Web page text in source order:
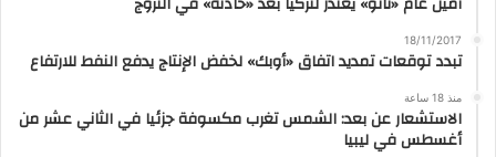
18/11/2017
تبدد توقعات تمديد اتفاق «أوبك» لخفض الإنتاج يدفع النفط للارتفاع
منذ 18 ساعة
الاستشعار عن بعد: الشمس تغرب مكسوفة جزئيا في الثاني عشر من
أغسطس في ليبيا